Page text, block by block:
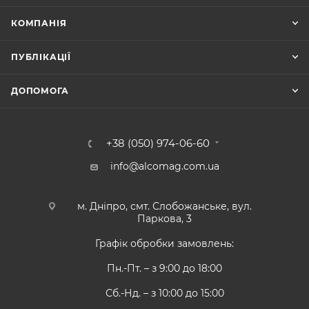
КОМПАНІЯ
ПУБЛІКАЦІЇ
ДОПОМОГА
+38 (050) 974-06-60
info@alcomag.com.ua
м. Дніпро, смт. Слобожанське, вул.
Паркова, 3
Графік обробки замовлень:
Пн.-Пт. – з 9:00 до 18:00
Сб.-Нд. – з 10:00 до 15:00